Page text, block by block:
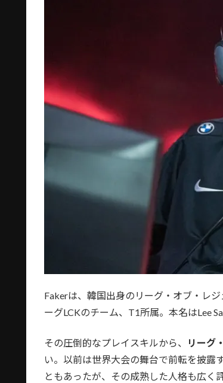
Fakerは、韓国出身のリーグ・オブ・レ
ーグLCKのチーム、T1所属。本名はLee
その圧倒的なプレイスキルから、 リーグ
い。以前は世界大会の舞台で前転を披露
ともあったが、その成熟した人格も広く